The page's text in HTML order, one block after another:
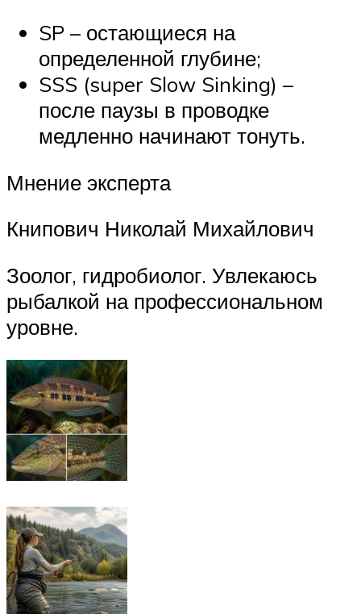
SP – остающиеся на
определенной глубине;
SSS (super Slow Sinking) –
после паузы в проводке
медленно начинают тонуть.
Мнение эксперта
Книпович Николай Михайлович
Зоолог, гидробиолог. Увлекаюсь
рыбалкой на профессиональном
уровне.